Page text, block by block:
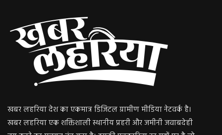
खबर लहरिया देश का एकमात्र डिजिटल ग्रामीण मीडिया नेटवर्क है।
खबर लहरिया एक शक्तिशाली स्थानीय प्रहरी और जमीनी जवाबदेही